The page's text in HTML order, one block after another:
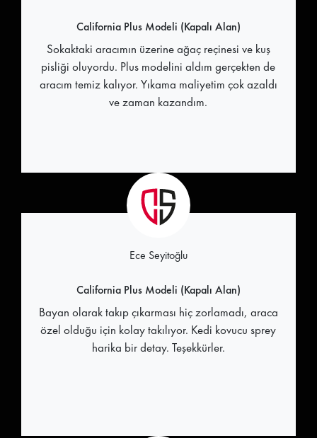
California Plus Modeli (Kapalı Alan)
Sokaktaki aracımın üzerine ağaç reçinesi ve kuş
pisliği oluyordu. Plus modelini aldım gerçekten de
aracım temiz kalıyor. Yıkama maliyetim çok azaldı
ve zaman kazandım.
Ece Seyitoğlu
California Plus Modeli (Kapalı Alan)
Bayan olarak takıp çıkarması hiç zorlamadı, araca
özel olduğu için kolay takılıyor. Kedi kovucu sprey
harika bir detay. Teşekkürler.